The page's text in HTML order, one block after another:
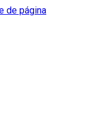
de página